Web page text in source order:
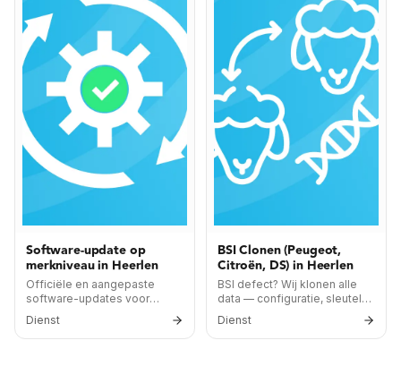
Software-update op
merkniveau in Heerlen
Officiële en aangepaste
software-updates voor
motor-ECU, transmissie,
infotainment en ADAS — alle
gangbare merken.
Dienst
BSI Clonen (Peugeot,
Citroën, DS) in Heerlen
BSI defect? Wij klonen alle
data — configuratie, sleutels
en immobilizer — naar een
werkend exemplaar.
Dienst